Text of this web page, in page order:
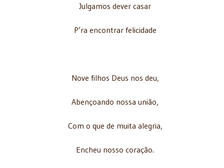
Julgamos dever casar
P’ra encontrar felicidade
Nove filhos Deus nos deu,
Abençoando nossa união,
Com o que de muita alegria,
Encheu nosso coração.